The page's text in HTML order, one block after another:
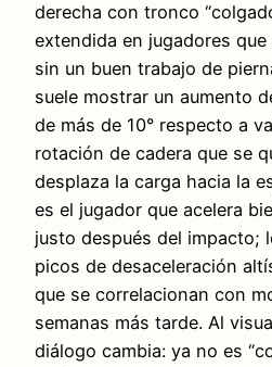
derecha con tronco
extendida en jugadores
sin un buen trabajo de
suele mostrar un aumento
de más de 10° respecto a
rotación de cadera que se
desplaza la carga hacia la
es el jugador que acelera
justo después del impacto;
picos de desaceleración
que se correlacionan con
semanas más tarde. Al
diálogo cambia: ya no es